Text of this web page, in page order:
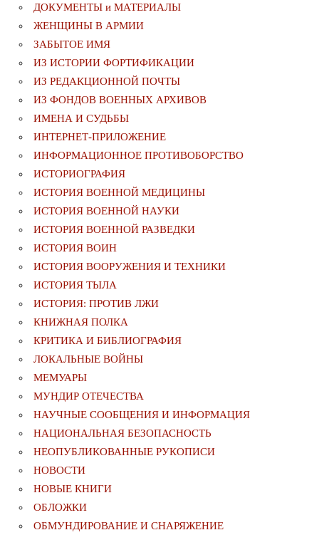
ДОКУМЕНТЫ и МАТЕРИАЛЫ
ЖЕНЩИНЫ В АРМИИ
ЗАБЫТОЕ ИМЯ
ИЗ ИСТОРИИ ФОРТИФИКАЦИИ
ИЗ РЕДАКЦИОННОЙ ПОЧТЫ
ИЗ ФОНДОВ ВОЕННЫХ АРХИВОВ
ИМЕНА И СУДЬБЫ
ИНТЕРНЕТ-ПРИЛОЖЕНИЕ
ИНФОРМАЦИОННОЕ ПРОТИВОБОРСТВО
ИСТОРИОГРАФИЯ
ИСТОРИЯ ВОЕННОЙ МЕДИЦИНЫ
ИСТОРИЯ ВОЕННОЙ НАУКИ
ИСТОРИЯ ВОЕННОЙ РАЗВЕДКИ
ИСТОРИЯ ВОИН
ИСТОРИЯ ВООРУЖЕНИЯ И ТЕХНИКИ
ИСТОРИЯ ТЫЛА
ИСТОРИЯ: ПРОТИВ ЛЖИ
КНИЖНАЯ ПОЛКА
КРИТИКА И БИБЛИОГРАФИЯ
ЛОКАЛЬНЫЕ ВОЙНЫ
МЕМУАРЫ
МУНДИР ОТЕЧЕСТВА
НАУЧНЫЕ СООБЩЕНИЯ И ИНФОРМАЦИЯ
НАЦИОНАЛЬНАЯ БЕЗОПАСНОСТЬ
НЕОПУБЛИКОВАННЫЕ РУКОПИСИ
НОВОСТИ
НОВЫЕ КНИГИ
ОБЛОЖКИ
ОБМУНДИРОВАНИЕ И СНАРЯЖЕНИЕ